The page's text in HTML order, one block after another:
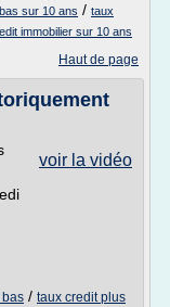
sur 10 ans / taux
immobilier sur 10 ans
Haut de page
voir la vidéo
/ taux credit plus